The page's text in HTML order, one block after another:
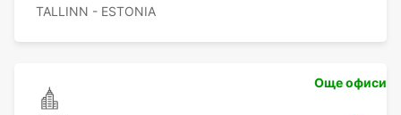
TALLINN - ESTONIA
Още офиси